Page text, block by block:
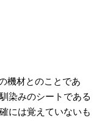
機材とのことであ
染みのシートである
には覚えていないも